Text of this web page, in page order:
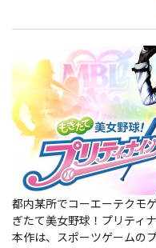
都内某所でコーエーテクモ
ぎたて美女野球！プリティ
本作は、スポーツゲームの